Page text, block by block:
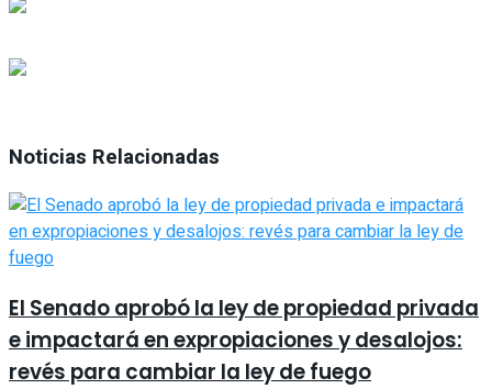
Noticias Relacionadas
El Senado aprobó la ley de propiedad privada
e impactará en expropiaciones y desalojos:
revés para cambiar la ley de fuego